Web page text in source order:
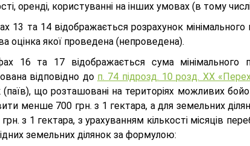
оренді, користуванні на інших умовах (в тому
13 та 14 відображається розрахунок
оцінка якої проведена (непроведена).
16 та 17 відображається сума мінімального
відповідно до п. 74 підрозд. 10 розд. ХХ
(паїв), що розташовані на територіях можливих
менше 700 грн. з 1 гектара, а для земельних
з 1 гектара, з урахуванням кількості місяців
земельних ділянок за формулою: